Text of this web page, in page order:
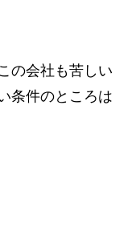
の会社も苦しい
条件のところは